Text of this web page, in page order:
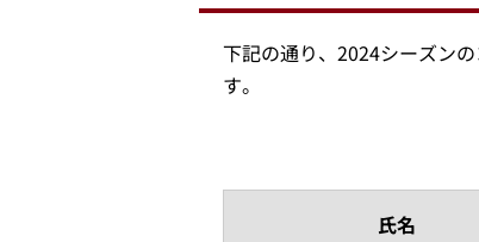
下記の通り、2024シーズン
す。
氏名